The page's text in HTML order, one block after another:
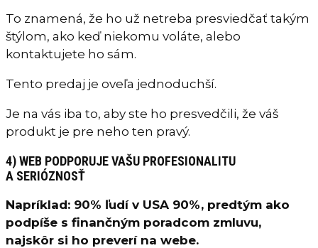
To znamená, že ho už netreba presviedčať takým
štýlom, ako keď niekomu voláte, alebo
kontaktujete ho sám.
Tento predaj je oveľa jednoduchší.
Je na vás iba to, aby ste ho presvedčili, že váš
produkt je pre neho ten pravý.
4) WEB PODPORUJE VAŠU PROFESIONALITU
A SERIÓZNOSŤ
Napríklad: 90% ľudí v USA 90%, predtým ako
podpíše s finančným poradcom zmluvu,
najskôr si ho preverí na webe.